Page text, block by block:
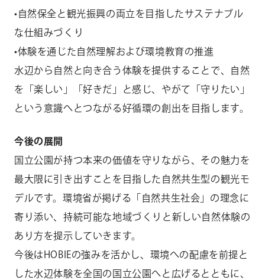
•自然保全と観光振興の両立を目指したサステナブル
な仕組みづくり
•体験を通じた自然理解および環境教育の推進
水辺から自然と向き合う体験を提供することで、自然
を「楽しい」「好きだ」と感じ、やがて「守りたい」
という意識へとつながる好循環の創出を目指します。
今後の展開
国立公園が持つ本来の価値を守りながら、その魅力を
最大限に引き出すことを目指した自然共生型の観光モ
デルです。環境省が掲げる「自然共生社会」の理念に
寄り添い、持続可能な地域づくりと新しい自然体験の
あり方を提示していきます。
今後はHOBIEの強みを活かし、環境への配慮を前提と
した水辺体験を全国の国立公園へと広げるとともに、